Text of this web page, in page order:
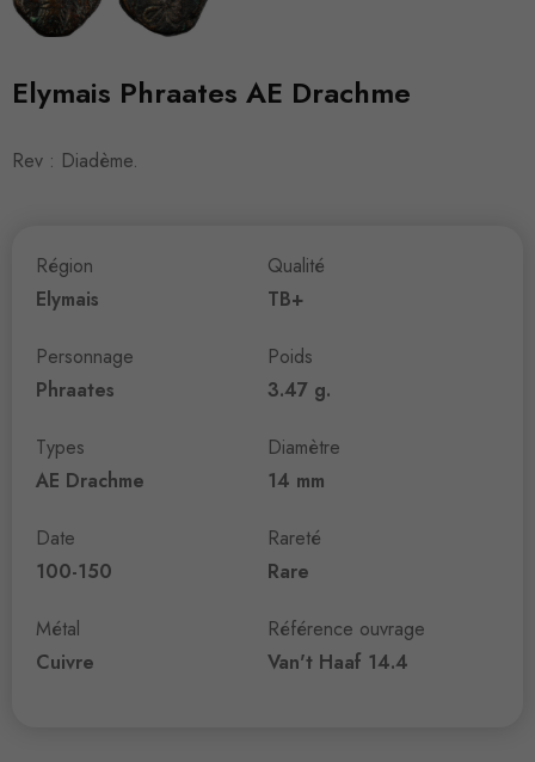
Elymais Phraates AE Drachme
Rev : Diadème.
Région
Elymais
Personnage
Phraates
Types
AE Drachme
Date
100-150
Métal
Cuivre
Qualité
TB+
Poids
3.47 g.
Diamètre
14 mm
Rareté
Rare
Référence ouvrage
Van't Haaf 14.4